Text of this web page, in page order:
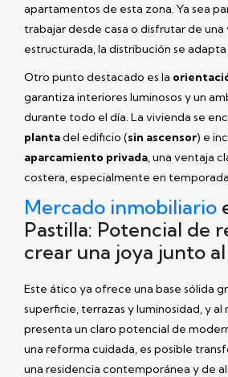
apartamentos de esta zona. Ya sea
trabajar desde casa o disfrutar de
estructurada, la distribución se
Otro punto destacado es la
garantiza interiores luminosos y un
durante todo el día. La vivienda se
plantadel edificio (sin ascensor) e
aparcamiento privada, una ventaja
costera, especialmente en
Mercado inmobiliario
Pastilla: Potencial de
crear una joya junto
Este ático ya ofrece una base sólida
superficie, terrazas y luminosidad, y
presenta un claro potencial de
una reforma cuidada, es posible
una residencia contemporánea y de